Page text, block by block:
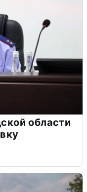
области